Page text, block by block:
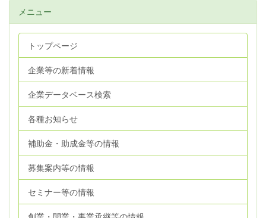
メニュー
トップページ
企業等の新着情報
企業データベース検索
各種お知らせ
補助金・助成金等の情報
募集案内等の情報
セミナー等の情報